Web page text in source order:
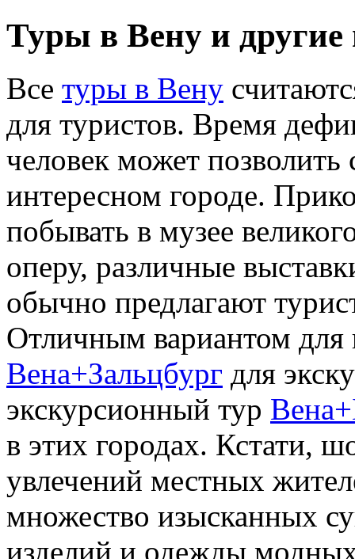
Туры в Вену и другие
Все туры в Вену
для туристов. Время
человек может
интересном городе.
побывать в музее
оперу, различные
обычно предлагают
Отличным вариантом для
Вена+Зальцбург для
экскурсионный тур
в этих городах. Кстати,
увлечений местных
множество изысканных
изделий и одежды